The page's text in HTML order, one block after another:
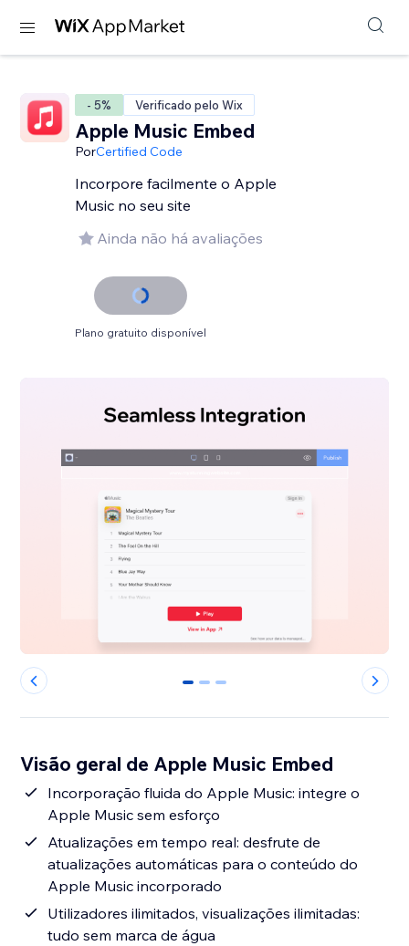
- 5% Verificado pelo Wix
Apple Music Embed
PorCertified Code
Incorpore facilmente o Apple
Music no seu site
Ainda não há avaliações
Plano gratuito disponível
0 1 2
Visão geral de Apple Music Embed
Incorporação fluida do Apple Music: integre o
Apple Music sem esforço
Atualizações em tempo real: desfrute de
atualizações automáticas para o conteúdo do
Apple Music incorporado
Utilizadores ilimitados, visualizações ilimitadas:
tudo sem marca de água